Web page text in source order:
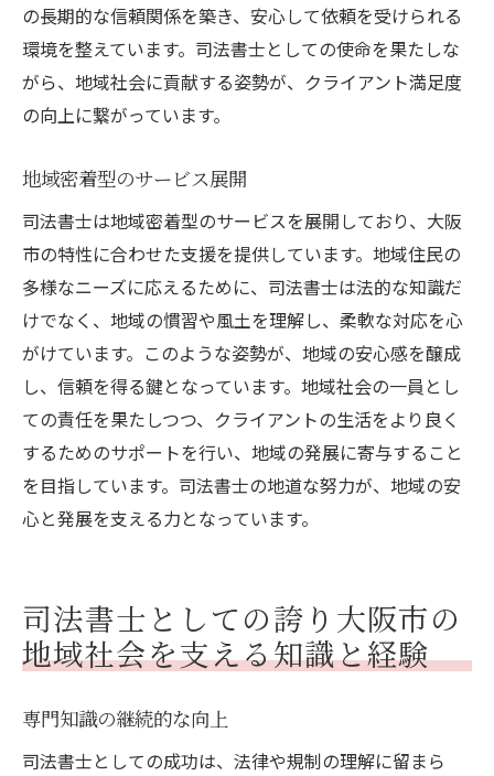
の長期的な信頼関係を築き、安心して依頼を受けられる
環境を整えています。司法書士としての使命を果たしな
がら、地域社会に貢献する姿勢が、クライアント満足度
の向上に繋がっています。
地域密着型のサービス展開
司法書士は地域密着型のサービスを展開しており、大阪
市の特性に合わせた支援を提供しています。地域住民の
多様なニーズに応えるために、司法書士は法的な知識だ
けでなく、地域の慣習や風土を理解し、柔軟な対応を心
がけています。このような姿勢が、地域の安心感を醸成
し、信頼を得る鍵となっています。地域社会の一員とし
ての責任を果たしつつ、クライアントの生活をより良く
するためのサポートを行い、地域の発展に寄与すること
を目指しています。司法書士の地道な努力が、地域の安
心と発展を支える力となっています。
司法書士としての誇り大阪市の
地域社会を支える知識と経験
専門知識の継続的な向上
司法書士としての成功は、法律や規制の理解に留まら